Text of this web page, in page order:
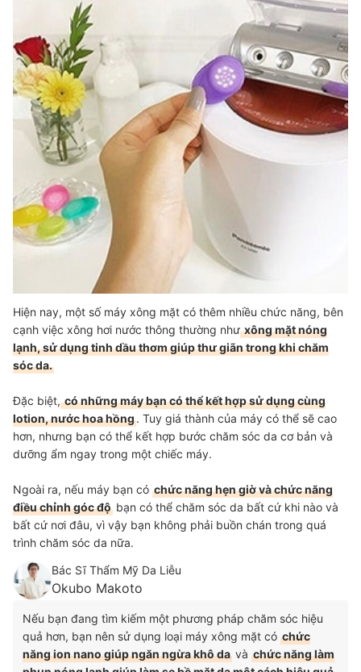
Hiện nay, một số máy xông mặt có thêm nhiều chức năng, bên
cạnh việc xông hơi nước thông thường nhưxông mặt nóng
lạnh, sử dụng tinh dầu thơm giúp thư giãn trong khi chăm
sóc da.
Đặc biệt,có những máy bạn có thể kết hợp sử dụng cùng
lotion, nước hoa hồng. Tuy giá thành của máy có thể sẽ cao
hơn, nhưng bạn có thể kết hợp bước chăm sóc da cơ bản và
dưỡng ẩm ngay trong một chiếc máy.
Ngoài ra, nếu máy bạn có chức năng hẹn giờ và chức năng
điều chỉnh góc độ bạn có thể chăm sóc da bất cứ khi nào và
bất cứ nơi đâu, vì vậy bạn không phải buồn chán trong quá
trình chăm sóc da nữa.
Bác Sĩ Thẩm Mỹ Da Liễu
Okubo Makoto
Nếu bạn đang tìm kiếm một phương pháp chăm sóc hiệu
quả hơn, bạn nên sử dụng loại máy xông mặt có chức
năng ion nano giúp ngăn ngừa khô da và chức năng làm